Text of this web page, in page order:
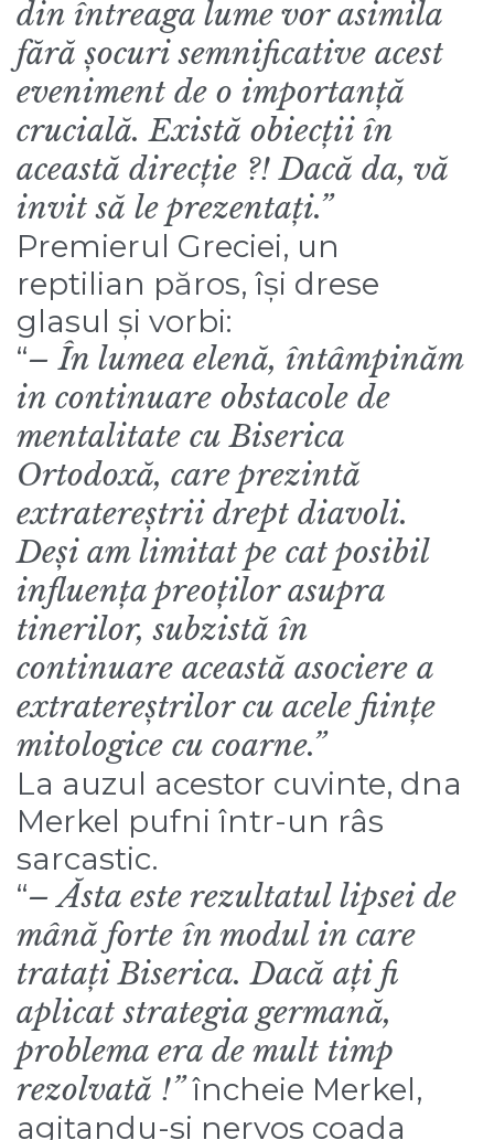
din întreaga lume vor asimila
fără șocuri semnificative acest
eveniment de o importanță
crucială. Există obiecții în
această direcție ?! Dacă da, vă
invit să le prezentați.”
Premierul Greciei, un
reptilian păros, își drese
glasul și vorbi:
“– În lumea elenă, întâmpinăm
in continuare obstacole de
mentalitate cu Biserica
Ortodoxă, care prezintă
extratereștrii drept diavoli.
Deși am limitat pe cat posibil
influența preoților asupra
tinerilor, subzistă în
continuare această asociere a
extratereștrilor cu acele ființe
mitologice cu coarne.”
La auzul acestor cuvinte, dna
Merkel pufni într-un râs
sarcastic.
“– Ăsta este rezultatul lipsei de
mână forte în modul in care
tratați Biserica. Dacă ați fi
aplicat strategia germană,
problema era de mult timp
rezolvată !”încheie Merkel,
agitandu-si nervos coada